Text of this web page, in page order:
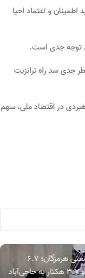
و اعتماد احیا
توجه جدی است.
جدی سد راه ترانزیت
در اقتصاد ملی، سهم
توسعه اراضی صنعتی هرمزگان؛ ۶.۷
هکتار به ایسین و ۳.۷ هکتار به حاجی‌آباد